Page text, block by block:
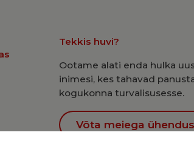
Tekkis huvi?
Ootame alati enda hulka
inimesi, kes tahavad
kogukonna turvalisusesse.
Võta meiega